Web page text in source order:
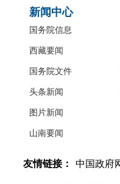
新闻中心
国务院信息
西藏要闻
国务院文件
头条新闻
图片新闻
山南要闻
友情链接： 中国政府